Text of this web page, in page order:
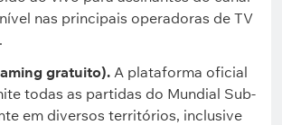
nas principais operadoras de TV
gratuito). A plataforma oficial
todas as partidas do Mundial Sub-
em diversos territórios, inclusive